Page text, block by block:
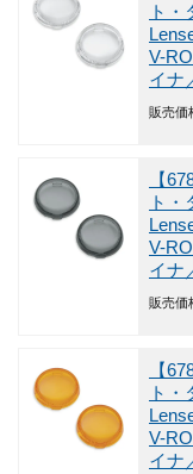
ト
V-
イナ
販売価
【
ト
V-
イナ
販売価
【
ト
V-
イナ